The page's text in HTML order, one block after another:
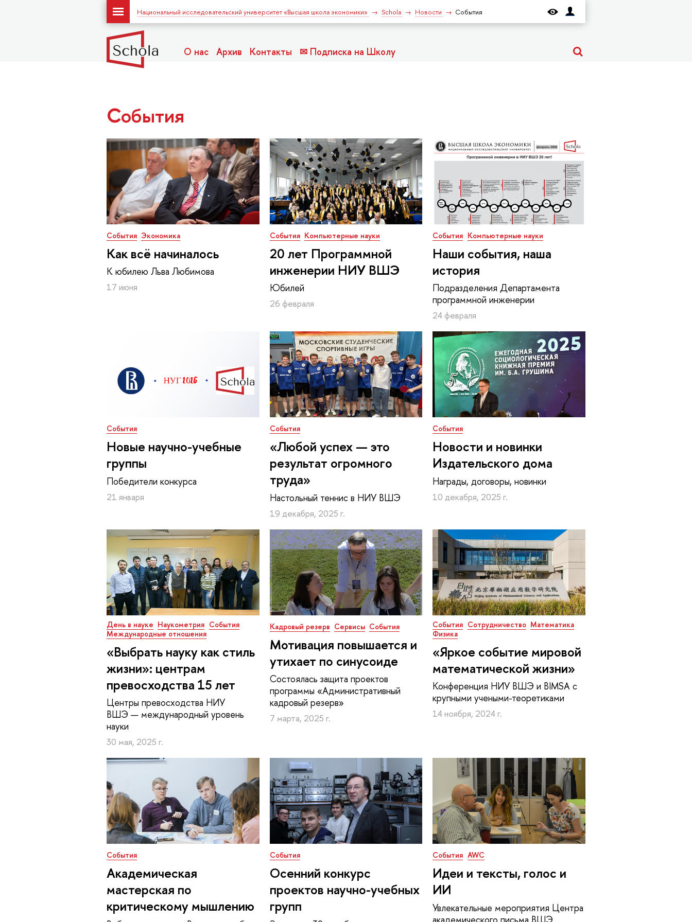
Национальный исследовательский университет «Высшая школа экономики» Schola Новости События
О нас Архив Контакты ✉ Подписка на Школу
События
События Экономика
Как всё начиналось
К юбилею Льва Любимова
17 июня
События Компьютерные науки
20 лет Программной
инженерии НИУ ВШЭ
Юбилей
26 февраля
События Компьютерные науки
Наши события, наша
история
Подразделения Департамента
программной инженерии
24 февраля
События
Новые научно-учебные
группы
Победители конкурса
21 января
События
«Любой успех — это
результат огромного
труда»
Настольный теннис в НИУ ВШЭ
19 декабря, 2025 г.
События
Новости и новинки
Издательского дома
Награды, договоры, новинки
10 декабря, 2025 г.
День в науке Наукометрия События
Международные отношения
«Выбрать науку как стиль
жизни»: центрам
превосходства 15 лет
Центры превосходства НИУ
ВШЭ — международный уровень
науки
30 мая, 2025 г.
Кадровый резерв Сервисы События
Мотивация повышается и
утихает по синусоиде
Состоялась защита проектов
программы «Административный
кадровый резерв»
7 марта, 2025 г.
События Сотрудничество Математика
Физика
«Яркое событие мировой
математической жизни»
Конференция НИУ ВШЭ и BIMSA с
крупными учеными-теоретиками
14 ноября, 2024 г.
События
Академическая
мастерская по
критическому мышлению
События
Осенний конкурс
проектов научно-учебных
групп
События AWC
Идеи и тексты, голос и
ИИ
Увлекательные мероприятия Центра